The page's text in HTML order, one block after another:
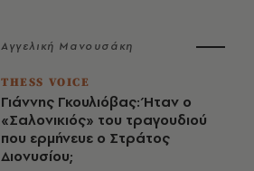
Αγγελική Μανουσάκη
THESS VOICE
Γιάννης Γκουλιόβας: Ήταν ο
«Σαλονικιός» του τραγουδιού
που ερμήνευε ο Στράτος
Διονυσίου;